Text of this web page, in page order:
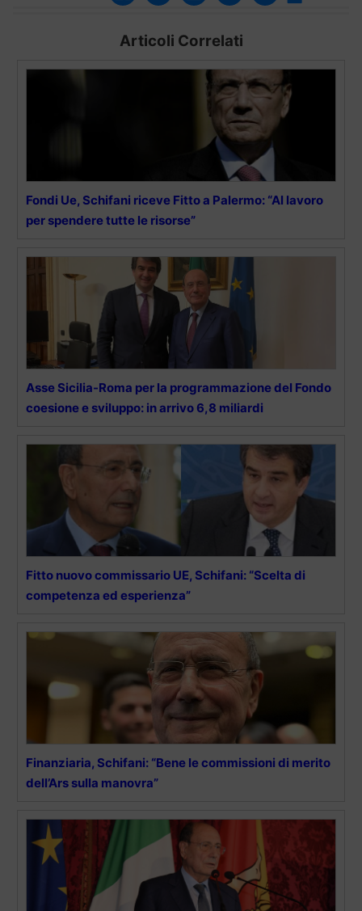
Articoli Correlati
Fondi Ue, Schifani riceve Fitto a Palermo: “Al lavoro
per spendere tutte le risorse”
Asse Sicilia-Roma per la programmazione del Fondo
coesione e sviluppo: in arrivo 6,8 miliardi
Fitto nuovo commissario UE, Schifani: “Scelta di
competenza ed esperienza”
Finanziaria, Schifani: “Bene le commissioni di merito
dell’Ars sulla manovra”